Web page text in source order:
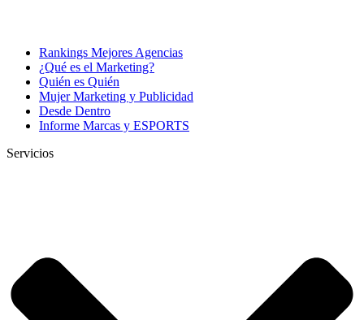
Rankings Mejores Agencias
¿Qué es el Marketing?
Quién es Quién
Mujer Marketing y Publicidad
Desde Dentro
Informe Marcas y ESPORTS
Servicios